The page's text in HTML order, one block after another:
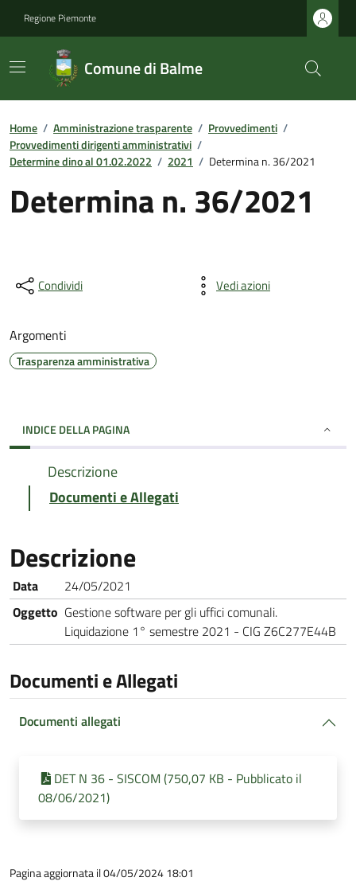
Regione Piemonte
Comune di Balme
Home / Amministrazione trasparente / Provvedimenti /
Provvedimenti dirigenti amministrativi /
Determine dino al 01.02.2022 / 2021 / Determina n. 36/2021
Determina n. 36/2021
Condividi Vedi azioni
Argomenti
Trasparenza amministrativa
INDICE DELLA PAGINA
Descrizione
Documenti e Allegati
Descrizione
Data
24/05/2021
Oggetto Gestione software per gli uffici comunali.
Liquidazione 1° semestre 2021 - CIG Z6C277E44B
Documenti e Allegati
Documenti allegati
DET N 36 - SISCOM (750,07 KB - Pubblicato il
08/06/2021)
Pagina aggiornata il 04/05/2024 18:01